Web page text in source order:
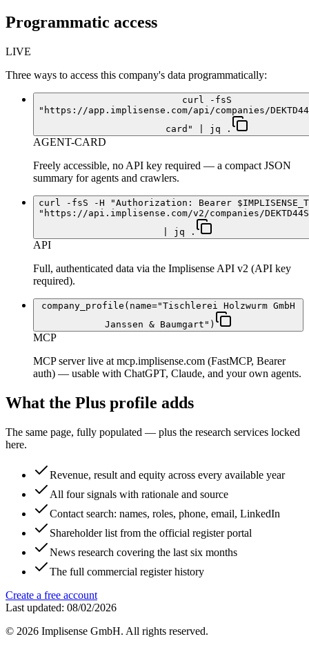
Programmatic access
LIVE
Three ways to access this company's data programmatically:
curl -fsS
"https://app.implisense.com/api/companies/
card" | jq .
AGENT-CARD
Freely accessible, no API key required — a compact JSON
summary for agents and crawlers.
curl -fsS -H "Authorization: Bearer
"https://api.implisense.com/v2/companies/
| jq .
API
Full, authenticated data via the Implisense API v2 (API key
required).
company_profile(name="Tischlerei Holzwurm GmbH
Janssen & Baumgart")
MCP
MCP server live at mcp.implisense.com (FastMCP, Bearer
auth) — usable with ChatGPT, Claude, and your own agents.
What the Plus profile adds
The same page, fully populated — plus the research services locked
here.
Revenue, result and equity across every available year
All four signals with rationale and source
Contact search: names, roles, phone, email, LinkedIn
Shareholder list from the official register portal
News research covering the last six months
The full commercial register history
Create a free account
Last updated: 08/02/2026
© 2026 Implisense GmbH. All rights reserved.